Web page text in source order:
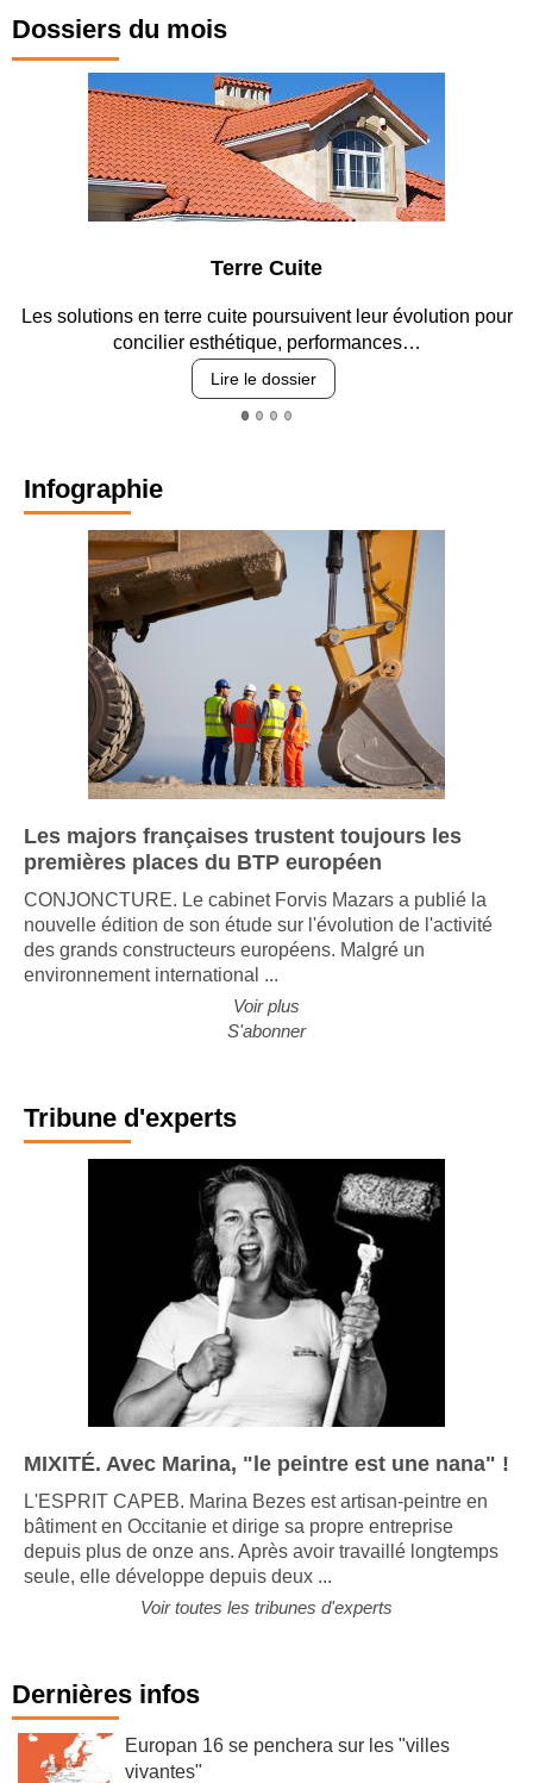
Dossiers du mois
poursuivent leur évolution pour
performances…
Entre circulation,
Infographie
Les majors françaises trustent toujours les
premières places du BTP européen
CONJONCTURE. Le cabinet Forvis Mazars a publié la
nouvelle édition de son étude sur l'évolution de l'activité
des grands constructeurs européens. Malgré un
environnement international ...
Voir plus
S'abonner
Tribune d'experts
MIXITÉ. Avec Marina, "le peintre est une nana" !
L'ESPRIT CAPEB. Marina Bezes est artisan-peintre en
bâtiment en Occitanie et dirige sa propre entreprise
depuis plus de onze ans. Après avoir travaillé longtemps
seule, elle développe depuis deux ...
Voir toutes les tribunes d'experts
Dernières infos
Europan 16 se penchera sur les "villes
vivantes"